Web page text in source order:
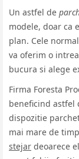
Un astfel de
modele, doar ca
plan. Cele
va oferim o
bucura si alege
Firma Foresta
beneficind astfel
dispozitie
mai mare de
stejar deoarece